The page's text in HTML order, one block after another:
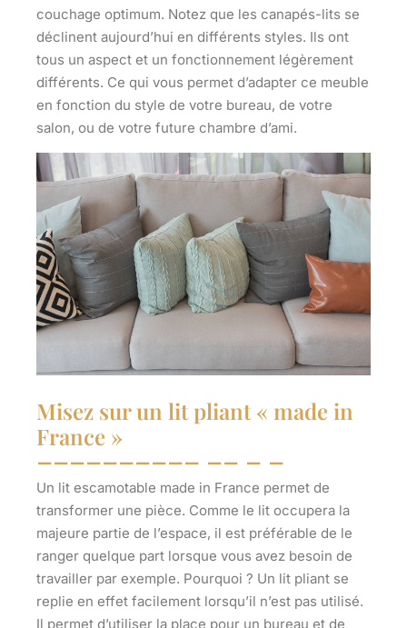
couchage optimum. Notez que les canapés-lits se
déclinent aujourd’hui en différents styles. Ils ont
tous un aspect et un fonctionnement légèrement
différents. Ce qui vous permet d’adapter ce meuble
en fonction du style de votre bureau, de votre
salon, ou de votre future chambre d’ami.
Misez sur un lit pliant « made in
France »
Un lit escamotable made in France permet de
transformer une pièce. Comme le lit occupera la
majeure partie de l’espace, il est préférable de le
ranger quelque part lorsque vous avez besoin de
travailler par exemple. Pourquoi ? Un lit pliant se
replie en effet facilement lorsqu’il n’est pas utilisé.
Il permet d’utiliser la place pour un bureau et de